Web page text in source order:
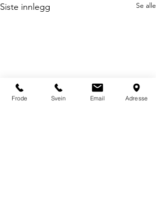
Siste innlegg Se alle
Frode Svein Email Adresse